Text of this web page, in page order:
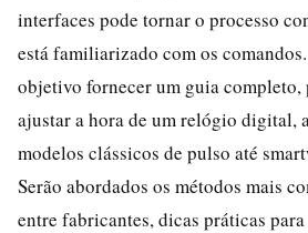
interfaces pode tornar o processo
está familiarizado com os
objetivo fornecer um guia completo,
ajustar a hora de um relógio digital,
modelos clássicos de pulso até
Serão abordados os métodos mais
entre fabricantes, dicas práticas